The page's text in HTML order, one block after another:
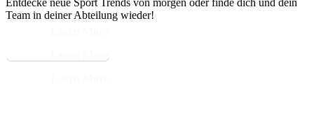
Entdecke neue Sport Trends von morgen oder finde dich und dein
Team in deiner Abteilung wieder!